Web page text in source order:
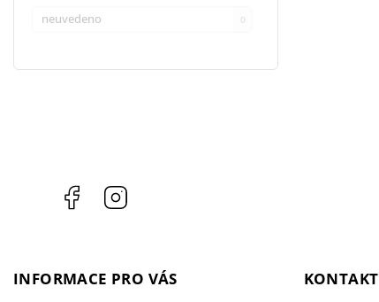
neuvedeno 0
Facebook
INFORMACE PRO VÁS KONTAKT